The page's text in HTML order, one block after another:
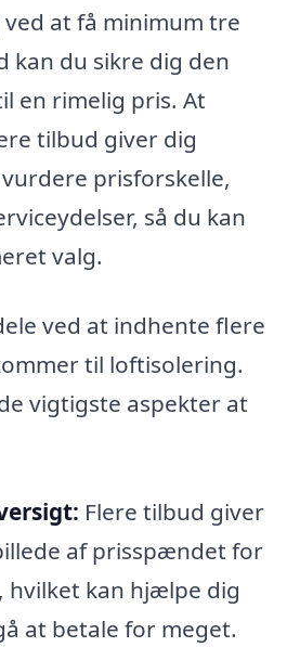
at få minimum tre
kan du sikre dig den
en rimelig pris. At
tilbud giver dig
prisforskelle,
så du kan
valg.
ved at indhente flere
til loftisolering.
vigtigste aspekter at
Flere tilbud giver
af prisspændet for
hvilket kan hjælpe dig
at betale for meget.